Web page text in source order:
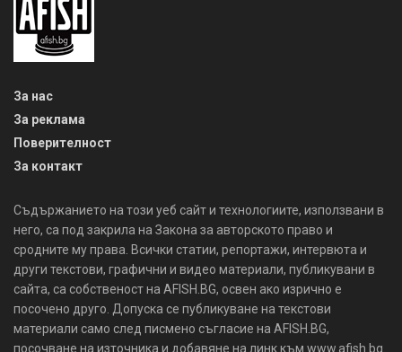
За нас
За реклама
Поверителност
За контакт
Съдържанието на този уеб сайт и технологиите, използвани в
него, са под закрила на Закона за авторското право и
сродните му права. Всички статии, репортажи, интервюта и
други текстови, графични и видео материали, публикувани в
сайта, са собственост на AFISH.BG, освен ако изрично е
посочено друго. Допуска се публикуване на текстови
материали само след писмено съгласие на AFISH.BG,
посочване на източника и добавяне на линк към www.afish.bg.